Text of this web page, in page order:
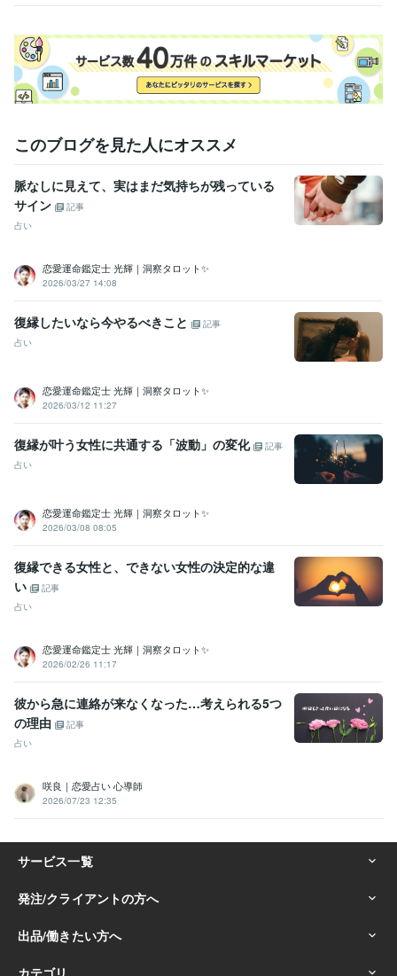
このブログを見た人にオススメ
脈なしに見えて、実はまだ気持ちが残っている
サイン
記事
占い
恋愛運命鑑定士 光輝｜洞察タロット✨️
2026/03/27 14:08
復縁したいなら今やるべきこと
記事
占い
恋愛運命鑑定士 光輝｜洞察タロット✨️
2026/03/12 11:27
復縁が叶う女性に共通する「波動」の変化
記事
占い
恋愛運命鑑定士 光輝｜洞察タロット✨️
2026/03/08 08:05
復縁できる女性と、できない女性の決定的な違
い
記事
占い
恋愛運命鑑定士 光輝｜洞察タロット✨️
2026/02/26 11:17
彼から急に連絡が来なくなった…考えられる5つ
の理由
記事
占い
咲良｜恋愛占い 心導師
2026/07/23 12:35